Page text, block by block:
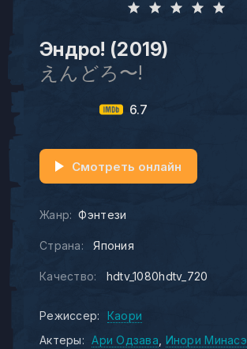
Эндро! (2019)
えんどろ〜!
6.7
Жанр: Фэнтези
Страна: Япония
Качество: hdtv_1080hdtv_720
Смотреть онлайн
Режиссер:
Каори
Актеры:
Ари Одзава Инори Минасэ